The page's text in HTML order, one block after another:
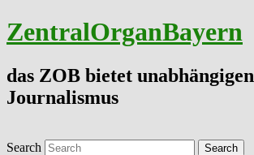
ZentralOrganBayern
das ZOB bietet unabhängigen
Journalismus
Search